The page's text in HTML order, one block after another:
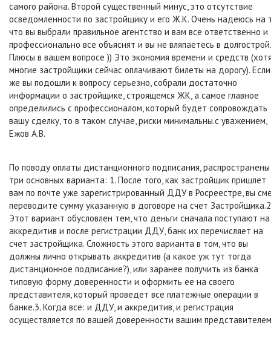
самого района. Второй существенный минус, это отсутствие
осведомленности по застройщику и его Ж.К. Очень надеюсь на
что вы выбрали правильное агентство и вам все ответственно и
профессионально все объяснят и вы не вляпаетесь в долгострой.
Плюсы в вашем вопросе )) Это экономия времени и средств
многие застройщики сейчас оплачивают билеты на дорогу). Если
же вы подошли к вопросу серьезно, собрали достаточно
информации о застройщике, строящемся ЖК, а самое главное
определились с профессионалом, который будет сопровождать
вашу сделку, то в таком случае, риски минимальны.с уважением,
Ежов А.В.
По поводу оплаты дистанционного подписания, распространены
три основных варианта: 1. После того, как застройщик пришлет
вам по почте уже зарегистрированный ДДУ в Росреестре, вы
переводите сумму указанную в договоре на счет
Этот вариант обусловлен тем, что деньги сначала поступают на
аккредитив и после регистрации ДДУ, банк их перечисляет на
счет застройщика. Сложность этого варианта в том, что вы
должны лично открывать аккредитив (а какое уж тут тогда
дистанционное подписание?), или заранее получить из банка
типовую форму доверенности и оформить ее на своего
представителя, который проведет все платежные операции в
банке.3. Когда всё: и ДДУ, и аккредитив, и регистрация
осуществляется по вашей доверенности вашим